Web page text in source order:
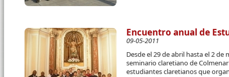
Encuentro anual de
09-05-2011
Desde el 29 de abril hasta el 2
seminario claretiano de
estudiantes claretianos que